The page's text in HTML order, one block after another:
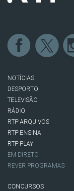
NOTÍCIAS
DESPORTO
TELEVISÃO
RÁDIO
RTP ARQUIVOS
RTP ENSINA
RTP PLAY
EM DIRETO
REVER PROGRAMAS
CONCURSOS